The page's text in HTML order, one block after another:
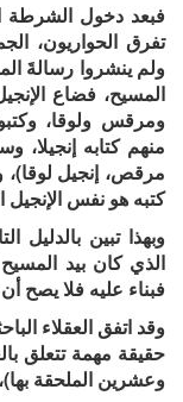
فبعد دخول الشرطة
تفرق الحواريون،
ولم ينشروا رسالةَ
المسيح، فضاع
ومرقس ولوقا،
منهم كتابه إنجيلا،
مرقص، إنجيل لوقا)،
كتبه هو نفس الإنجيل
وبهذا تبين بالدليل
الذي كان بيد المسيح
فبناء عليه فلا يصح
وقد اتفق العقلاء
حقيقة مهمة تتعلق
وعشرين الملحقة